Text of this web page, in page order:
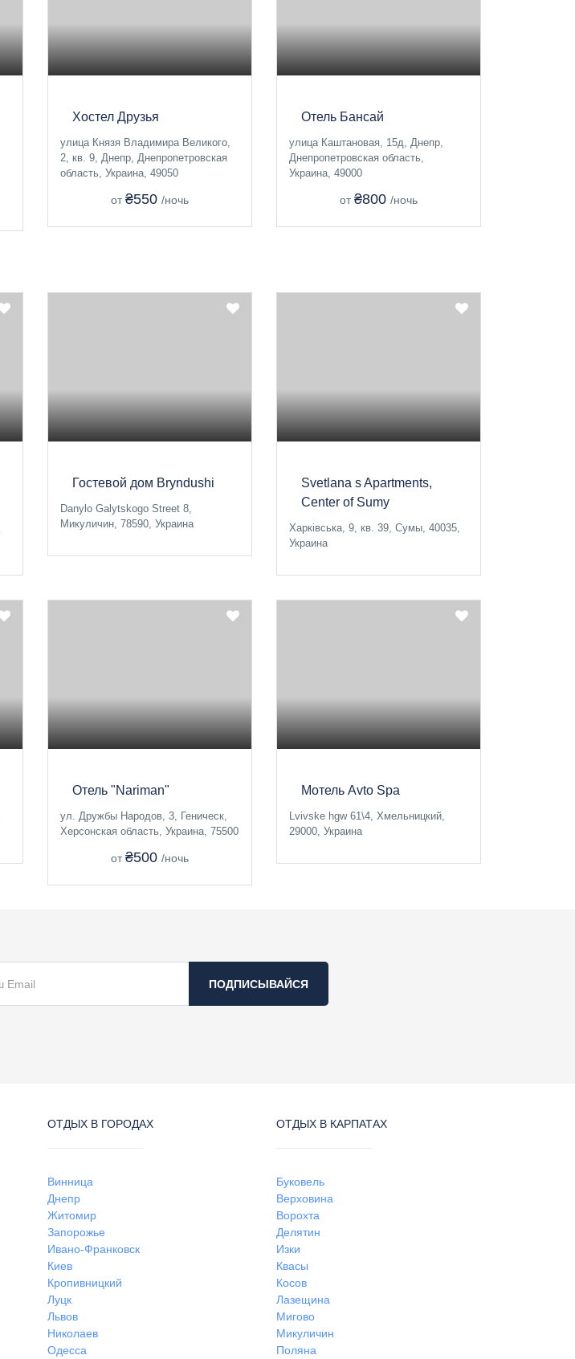
Хостел Друзья
улица Князя Владимира Великого,
2, кв. 9, Днепр, Днепропетровская
область, Украина, 49050
от ₴550 /ночь
Отель Бансай
улица Каштановая, 15д, Днепр,
Днепропетровская область,
Украина, 49000
от ₴800 /ночь
Гостевой дом Bryndushi
Danylo Galytskogo Street 8,
Микуличин, 78590, Украина
Svetlana s Apartments,
Center of Sumy
Харківська, 9, кв. 39, Сумы, 40035,
Украина
Отель "Nariman"
ул. Дружбы Народов, 3, Геническ,
Херсонская область, Украина, 75500
от ₴500 /ночь
Мотель Avto Spa
Lvivske hgw 61\4, Хмельницкий,
29000, Украина
ПОДПИСЫВАЙСЯ
ОТДЫХ В ГОРОДАХ
Винница
Днепр
Житомир
Запорожье
Ивано-Франковск
Киев
Кропивницкий
Луцк
Львов
Николаев
Одесса
ОТДЫХ В КАРПАТАХ
Буковель
Верховина
Ворохта
Делятин
Изки
Квасы
Косов
Лазещина
Мигово
Микуличин
Поляна